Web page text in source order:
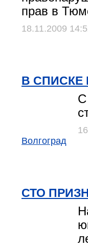
прав в
18.11.2009
В СПИСКЕ
С
Волгоград
СТО